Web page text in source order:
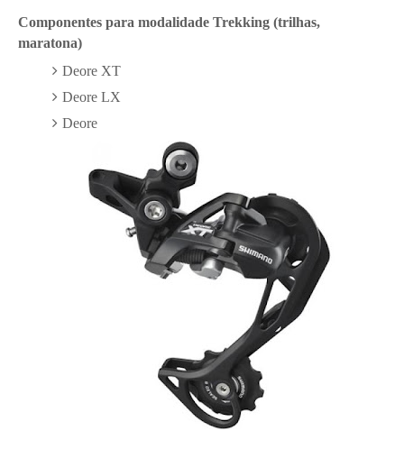
Componentes para modalidade Trekking (trilhas,
maratona)
Deore XT
Deore LX
Deore